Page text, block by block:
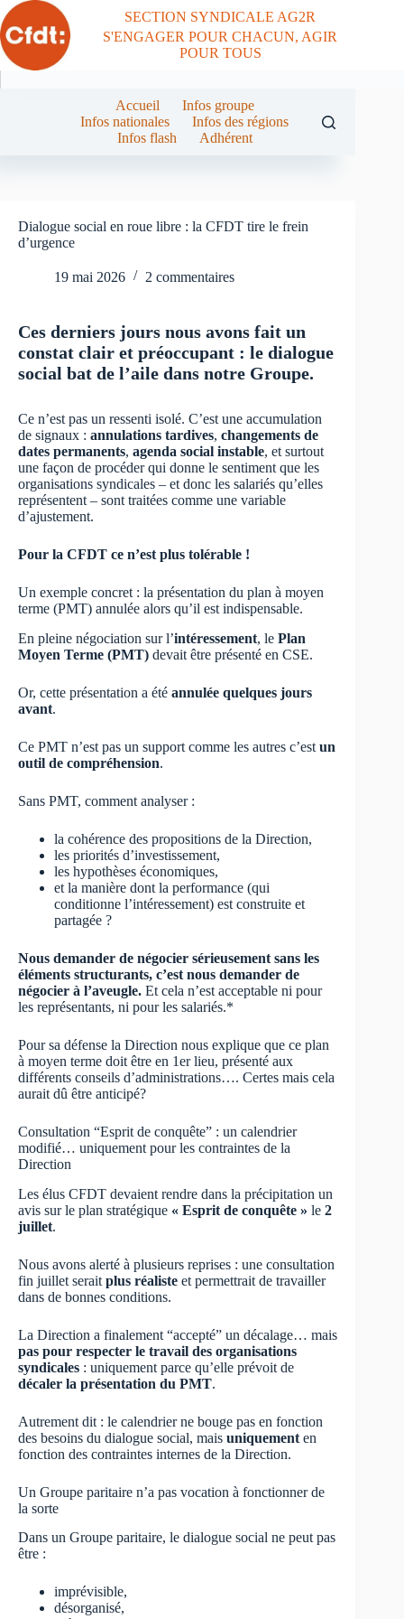
Passer
au
contenu
SECTION SYNDICALE AG2R
S'ENGAGER POUR CHACUN, AGIR
POUR TOUS
Accueil
Infos groupe
Infos nationales
Infos des régions
Infos flash
Adhérent
Dialogue social en roue libre : la CFDT tire le frein
d’urgence
19 mai 2026 2 commentaires
Ces derniers jours nous avons fait un
constat clair et préoccupant : le dialogue
social bat de l’aile dans notre Groupe.
Ce n’est pas un ressenti isolé. C’est une accumulation
de signaux : annulations tardives, changements de
dates permanents, agenda social instable, et surtout
une façon de procéder qui donne le sentiment que les
organisations syndicales – et donc les salariés qu’elles
représentent – sont traitées comme une variable
d’ajustement.
Pour la CFDT ce n’est plus tolérable !
Un exemple concret : la présentation du plan à moyen
terme (PMT) annulée alors qu’il est indispensable.
En pleine négociation sur l’intéressement, le Plan
Moyen Terme (PMT) devait être présenté en CSE.
Or, cette présentation a été annulée quelques jours
avant.
Ce PMT n’est pas un support comme les autres c’est un
outil de compréhension.
Sans PMT, comment analyser :
la cohérence des propositions de la Direction,
les priorités d’investissement,
les hypothèses économiques,
et la manière dont la performance (qui
conditionne l’intéressement) est construite et
partagée ?
Nous demander de négocier sérieusement sans les
éléments structurants, c’est nous demander de
négocier à l’aveugle. Et cela n’est acceptable ni pour
les représentants, ni pour les salariés.*
Pour sa défense la Direction nous explique que ce plan
à moyen terme doit être en 1er lieu, présenté aux
différents conseils d’administrations…. Certes mais cela
aurait dû être anticipé?
Consultation “Esprit de conquête” : un calendrier
modifié… uniquement pour les contraintes de la
Direction
Les élus CFDT devaient rendre dans la précipitation un
avis sur le plan stratégique « Esprit de conquête » le 2
juillet.
Nous avons alerté à plusieurs reprises : une consultation
fin juillet serait plus réaliste et permettrait de travailler
dans de bonnes conditions.
La Direction a finalement “accepté” un décalage… mais
pas pour respecter le travail des organisations
syndicales : uniquement parce qu’elle prévoit de
décaler la présentation du PMT.
Autrement dit : le calendrier ne bouge pas en fonction
des besoins du dialogue social, mais uniquement en
fonction des contraintes internes de la Direction.
Un Groupe paritaire n’a pas vocation à fonctionner de
la sorte
Dans un Groupe paritaire, le dialogue social ne peut pas
être :
imprévisible,
désorganisé,